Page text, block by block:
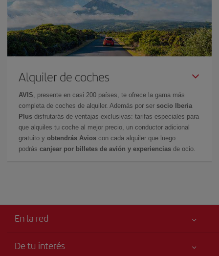
Alquiler de coches
AVIS , presente en casi 200 países, te ofrece la gama más
completa de coches de alquiler. Además por ser socio Iberia
Plus disfrutarás de ventajas exclusivas: tarifas especiales para
que alquiles tu coche al mejor precio, un conductor adicional
gratuito y obtendrás Avios con cada alquiler que luego
podrás canjear por billetes de avión y experiencias de ocio.
En la red
De tu interés